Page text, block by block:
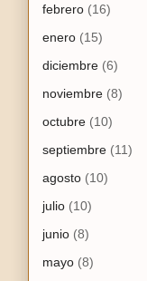
febrero (16)
enero (15)
diciembre (6)
noviembre (8)
octubre (10)
septiembre (11)
agosto (10)
julio (10)
junio (8)
mayo (8)